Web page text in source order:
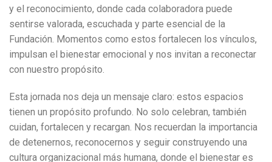
y el reconocimiento, donde cada colaboradora puede
sentirse valorada, escuchada y parte esencial de la
Fundación. Momentos como estos fortalecen los vínculos,
impulsan el bienestar emocional y nos invitan a reconectar
con nuestro propósito.
Esta jornada nos deja un mensaje claro: estos espacios
tienen un propósito profundo. No solo celebran, también
cuidan, fortalecen y recargan. Nos recuerdan la importancia
de detenernos, reconocernos y seguir construyendo una
cultura organizacional más humana, donde el bienestar es